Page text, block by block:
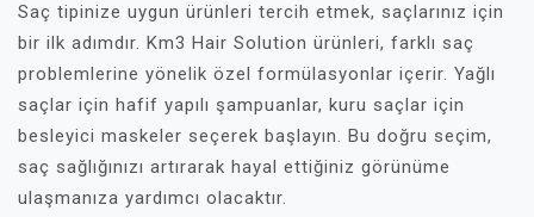
Saç tipinize uygun ürünleri tercih etmek, saçlarınız için
bir ilk adımdır. Km3 Hair Solution ürünleri, farklı saç
problemlerine yönelik özel formülasyonlar içerir. Yağlı
saçlar için hafif yapılı şampuanlar, kuru saçlar için
besleyici maskeler seçerek başlayın. Bu doğru seçim,
saç sağlığınızı artırarak hayal ettiğiniz görünüme
ulaşmanıza yardımcı olacaktır.